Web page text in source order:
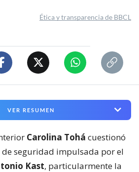
Ética y transparencia de BBCL
VER RESUMEN
Carolina Tohá cuestionó
seguridad impulsada por el
Kast, particularmente la